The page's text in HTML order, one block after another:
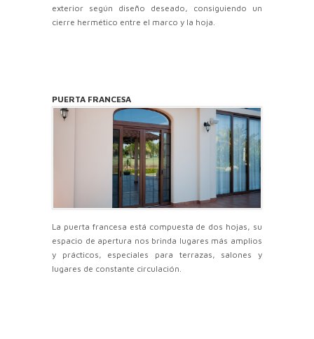
exterior según diseño deseado, consiguiendo un
cierre hermético entre el marco y la hoja.
PUERTA FRANCESA
La puerta francesa está compuesta de dos hojas, su
espacio de apertura nos brinda lugares más amplios
y prácticos, especiales para terrazas, salones y
lugares de constante circulación.